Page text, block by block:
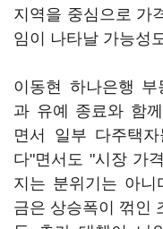
지역을 중심으로 가
임이 나타날 가능성
이동현 하나은행 부
과 유예 종료와 함
면서 일부 다주택
다"면서도 "시장 가
지는 분위기는 아니
금은 상승폭이 꺾인